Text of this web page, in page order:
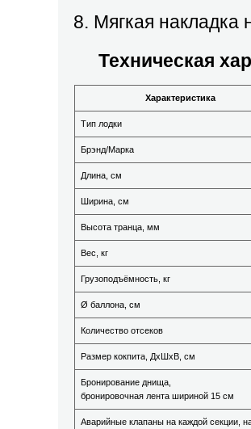
Мягкая накладка
Техническая
Характеристика
Тип лодки
Брэнд/Марка
Длина, см
Ширина, см
Высота транца, мм
Вес, кг
Грузоподъёмность, кг
Ø баллона, см
Количество отсеков
Размер кокпита, ДхШхВ, см
Бронирование днища,
бронировочная лента шириной 15 см
Аварийные клапаны на каждой секции,